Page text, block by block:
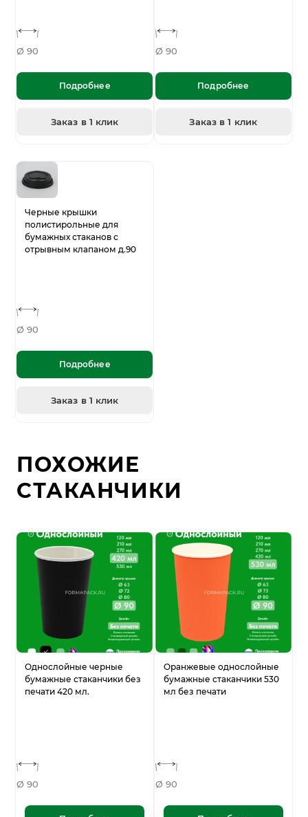
Ø 90
Подробнее
Заказ в 1 клик
Ø 90
Подробнее
Заказ в 1 клик
Черные крышки
полистирольные для
бумажных стаканов с
отрывным клапаном д.90
Ø 90
Подробнее
Заказ в 1 клик
ПОХОЖИЕ
СТАКАНЧИКИ
Однослойные черные
бумажные стаканчики без
печати 420 мл.
Ø 90
Оранжевые однослойные
бумажные стаканчики 530
мл без печати
Ø 90